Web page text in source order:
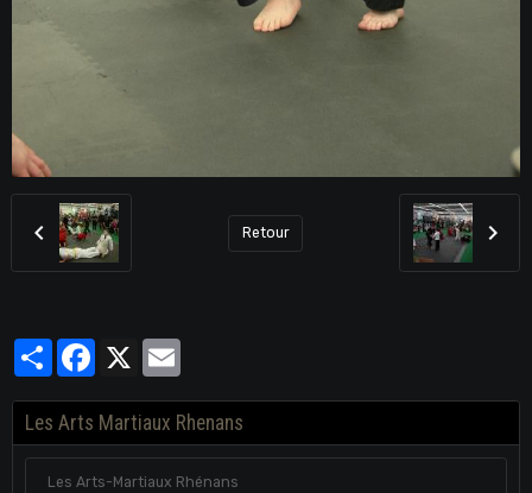
Retour
PartagerFacebook
Les Arts Martiaux Rhenans
Les Arts-Martiaux Rhénans